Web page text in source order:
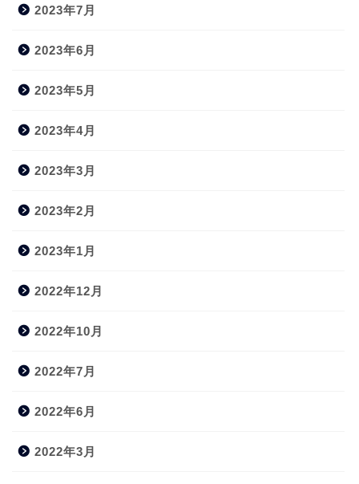
2023年7月
2023年6月
2023年5月
2023年4月
2023年3月
2023年2月
2023年1月
2022年12月
2022年10月
2022年7月
2022年6月
2022年3月